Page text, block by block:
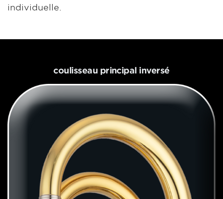
individuelle.
coulisseau principal inversé